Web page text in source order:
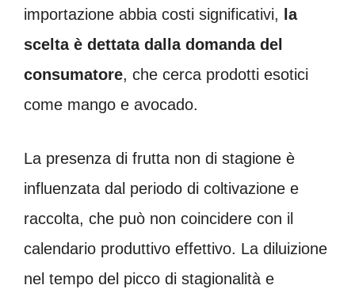
importazione abbia costi significativi,
la
scelta è dettata dalla domanda del
consumatore, che cerca prodotti esotici
come mango e avocado.
La presenza di frutta non di stagione è
influenzata dal periodo di coltivazione e
raccolta, che può non coincidere con il
calendario produttivo effettivo. La diluizione
nel tempo del picco di stagionalità e